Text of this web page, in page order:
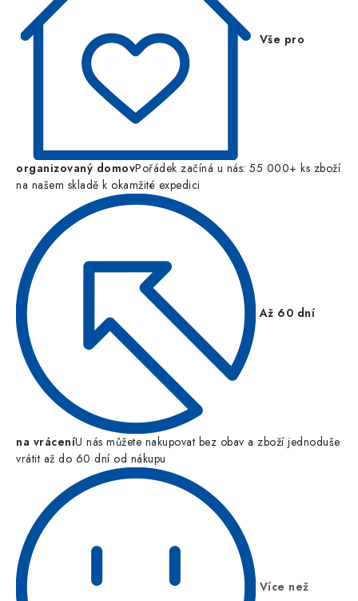
Vše pro
organizovaný domovPořádek začíná u nás: 55 000+ ks zboží
na našem skladě k okamžité expedici
Až 60 dní
na vráceníU nás můžete nakupovat bez obav a zboží jednoduše
vrátit až do 60 dní od nákupu
Více než